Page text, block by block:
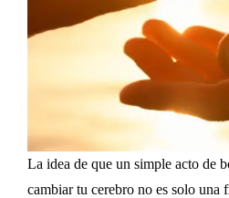
La idea de que un simple acto de
cambiar tu cerebro no es solo una